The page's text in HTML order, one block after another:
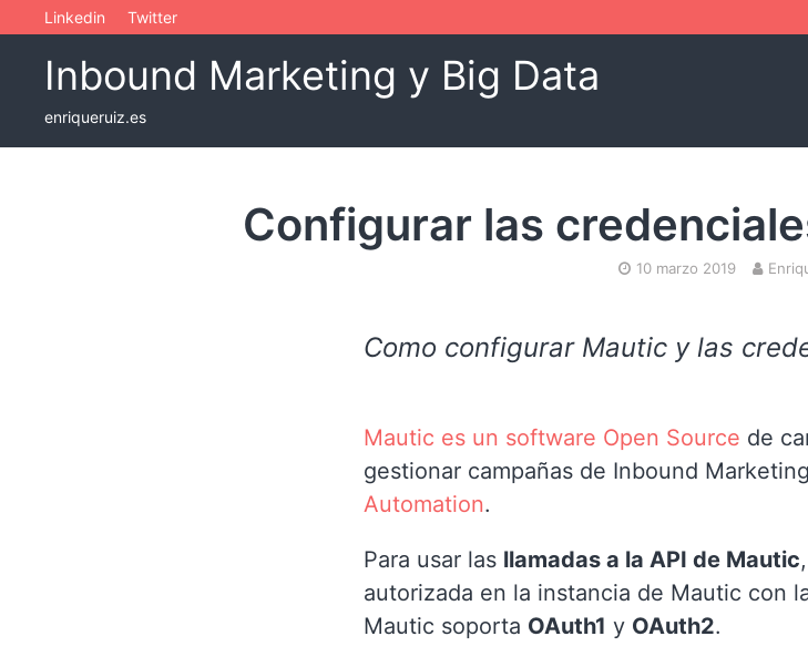
content
Linkedin Twitter
Inbound Marketing y Big Data
enriqueruiz.es
Configurar las
10 marzo 2019
Como configurar Mautic y las
Mautic es un software Open Source de
gestionar campañas de Inbound
Automation.
Para usar las llamadas a la API de Mautic
autorizada en la instancia de Mautic con
Mautic soporta OAuth1 y OAuth2.